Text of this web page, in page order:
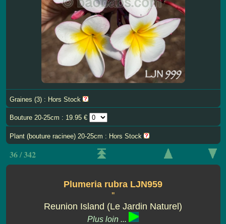
Graines (3) : Hors Stock
Bouture 20-25cm : 19.95 €
Plant (bouture racinee) 20-25cm : Hors Stock
36 / 342
Plumeria rubra LJN959
''
Reunion Island (Le Jardin Naturel)
Plus loin ...